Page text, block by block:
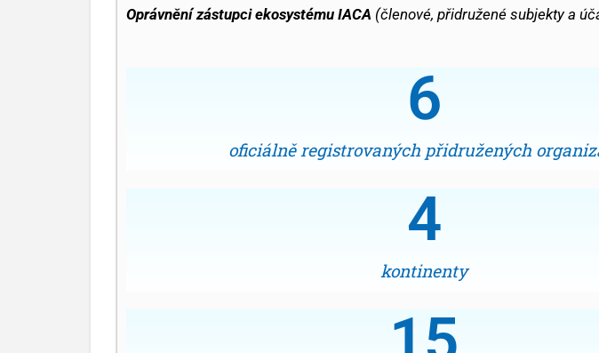
Oprávnění zástupci ekosystému IACA (členové, přidružené subjekty a
oficiálně registrovaných přidružených
6
kontinenty
4